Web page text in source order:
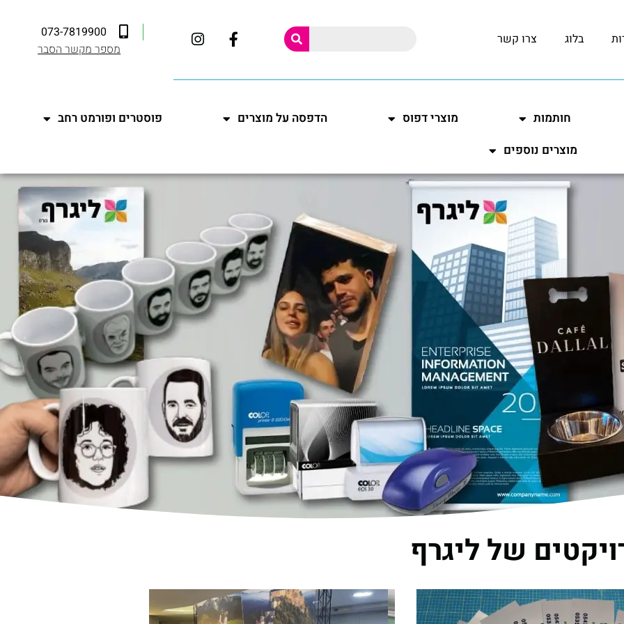
בלוג צרו קשר
073-7819900
מספר מקשר הסבר
חותמות מוצרי דפוס הדפסה על מוצרים
פוסטרים ופורמט רחב
מוצרים נוספים
של ליגרף